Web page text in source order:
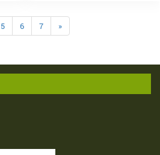
5 6 7 »